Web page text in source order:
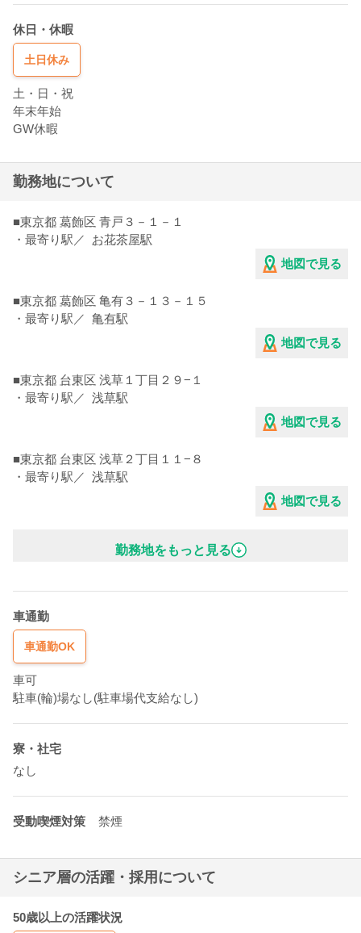
休日・休暇
土日休み
土・日・祝
年末年始
GW休暇
勤務地について
■東京都 葛飾区 青戸３－１－１
・最寄り駅／ お花茶屋駅
地図で見る
■東京都 葛飾区 亀有３－１３－１５
・最寄り駅／ 亀有駅
地図で見る
■東京都 台東区 浅草１丁目２９−１
・最寄り駅／ 浅草駅
地図で見る
■東京都 台東区 浅草２丁目１１−８
・最寄り駅／ 浅草駅
地図で見る
勤務地をもっと見る
浅草駅
車通勤
車通勤OK
車可
駐車(輪)場なし(駐車場代支給なし)
寮・社宅
なし
受動喫煙対策 禁煙
シニア層の活躍・採用について
50歳以上の活躍状況